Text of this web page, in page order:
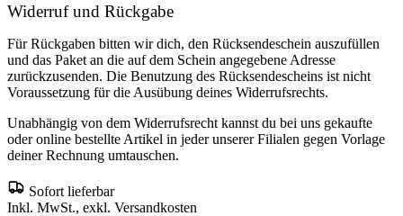
Widerruf und Rückgabe
Für Rückgaben bitten wir dich, den Rücksendeschein auszufüllen
und das Paket an die auf dem Schein angegebene Adresse
zurückzusenden. Die Benutzung des Rücksendescheins ist nicht
Voraussetzung für die Ausübung deines Widerrufsrechts.
Unabhängig von dem Widerrufsrecht kannst du bei uns gekaufte
oder online bestellte Artikel in jeder unserer Filialen gegen Vorlage
deiner Rechnung umtauschen.
Sofort lieferbar
Inkl. MwSt., exkl. Versandkosten